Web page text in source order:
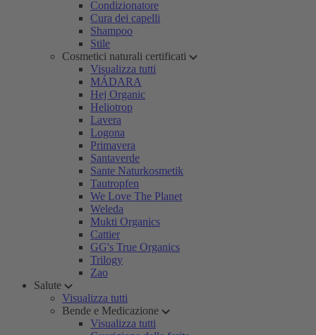
Condizionatore
Cura dei capelli
Shampoo
Stile
Cosmetici naturali certificati
Visualizza tutti
MÁDARA
Hej Organic
Heliotrop
Lavera
Logona
Primavera
Santaverde
Sante Naturkosmetik
Tautropfen
We Love The Planet
Weleda
Mukti Organics
Cattier
GG's True Organics
Trilogy
Zao
Salute
Visualizza tutti
Bende e Medicazione
Visualizza tutti